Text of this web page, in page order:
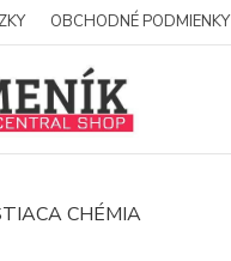
OBCHODNÉ PODMIENKY
CHÉMIA